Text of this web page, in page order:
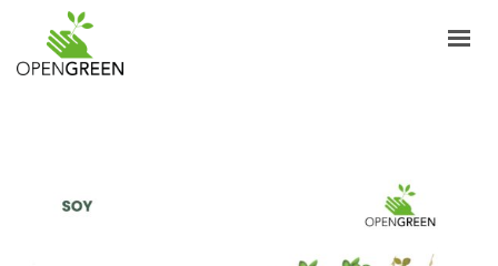
PRODUCTS